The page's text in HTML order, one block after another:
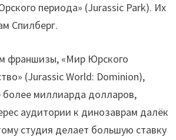
периода» (Jurassic Park). Их
Спилберг.
франшизы, «Мир Юрского
(Jurassic World: Dominion),
более миллиарда долларов,
аудитории к динозаврам далёк
студия делает большую ставку